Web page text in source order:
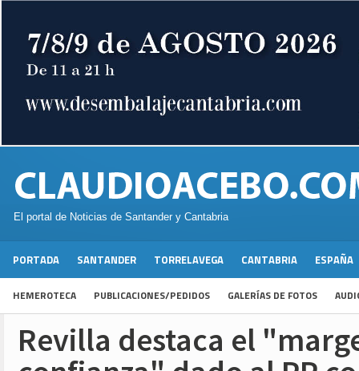
El portal de Noticias de Santander y Cantabria
PORTADA SANTANDER TORRELAVEGA CANTABRIA ESPAÑA
HEMEROTECA PUBLICACIONES/PEDIDOS GALERÍAS DE FOTOS
Revilla destaca el